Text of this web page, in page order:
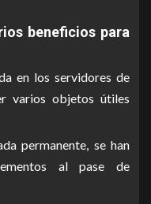
beneficios para
en los servidores de
varios objetos útiles
permanente, se han
al pase de